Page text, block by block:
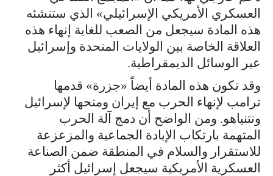
العسكري الأمريكي الإسرائيلي» الذي ستنشئه
هذه المادة سيجعل من الصعب للغاية إنهاء هذه
العلاقة الخاصة بين الولايات المتحدة وإسرائيل
عبر الوسائل الديمقراطية.
وقد تكون هذه المادة أيضاً «جزرة» قدمها
ترامب لإنهاء الحرب مع إيران ومنحها لإسرائيل
ونتنياهو. ومن الواضح أن دمج آلة الحرب
المتهمة بارتكاب الإبادة الجماعية والمزعزعة
للاستقرار والسلام في المنطقة ضمن الصناعة
العسكرية الأمريكية سيجعل إسرائيل أكثر